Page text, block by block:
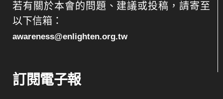
若有關於本會的問題、建議或投稿，請寄至
以下信箱：
awareness@enlighten.org.tw
訂閱電子報